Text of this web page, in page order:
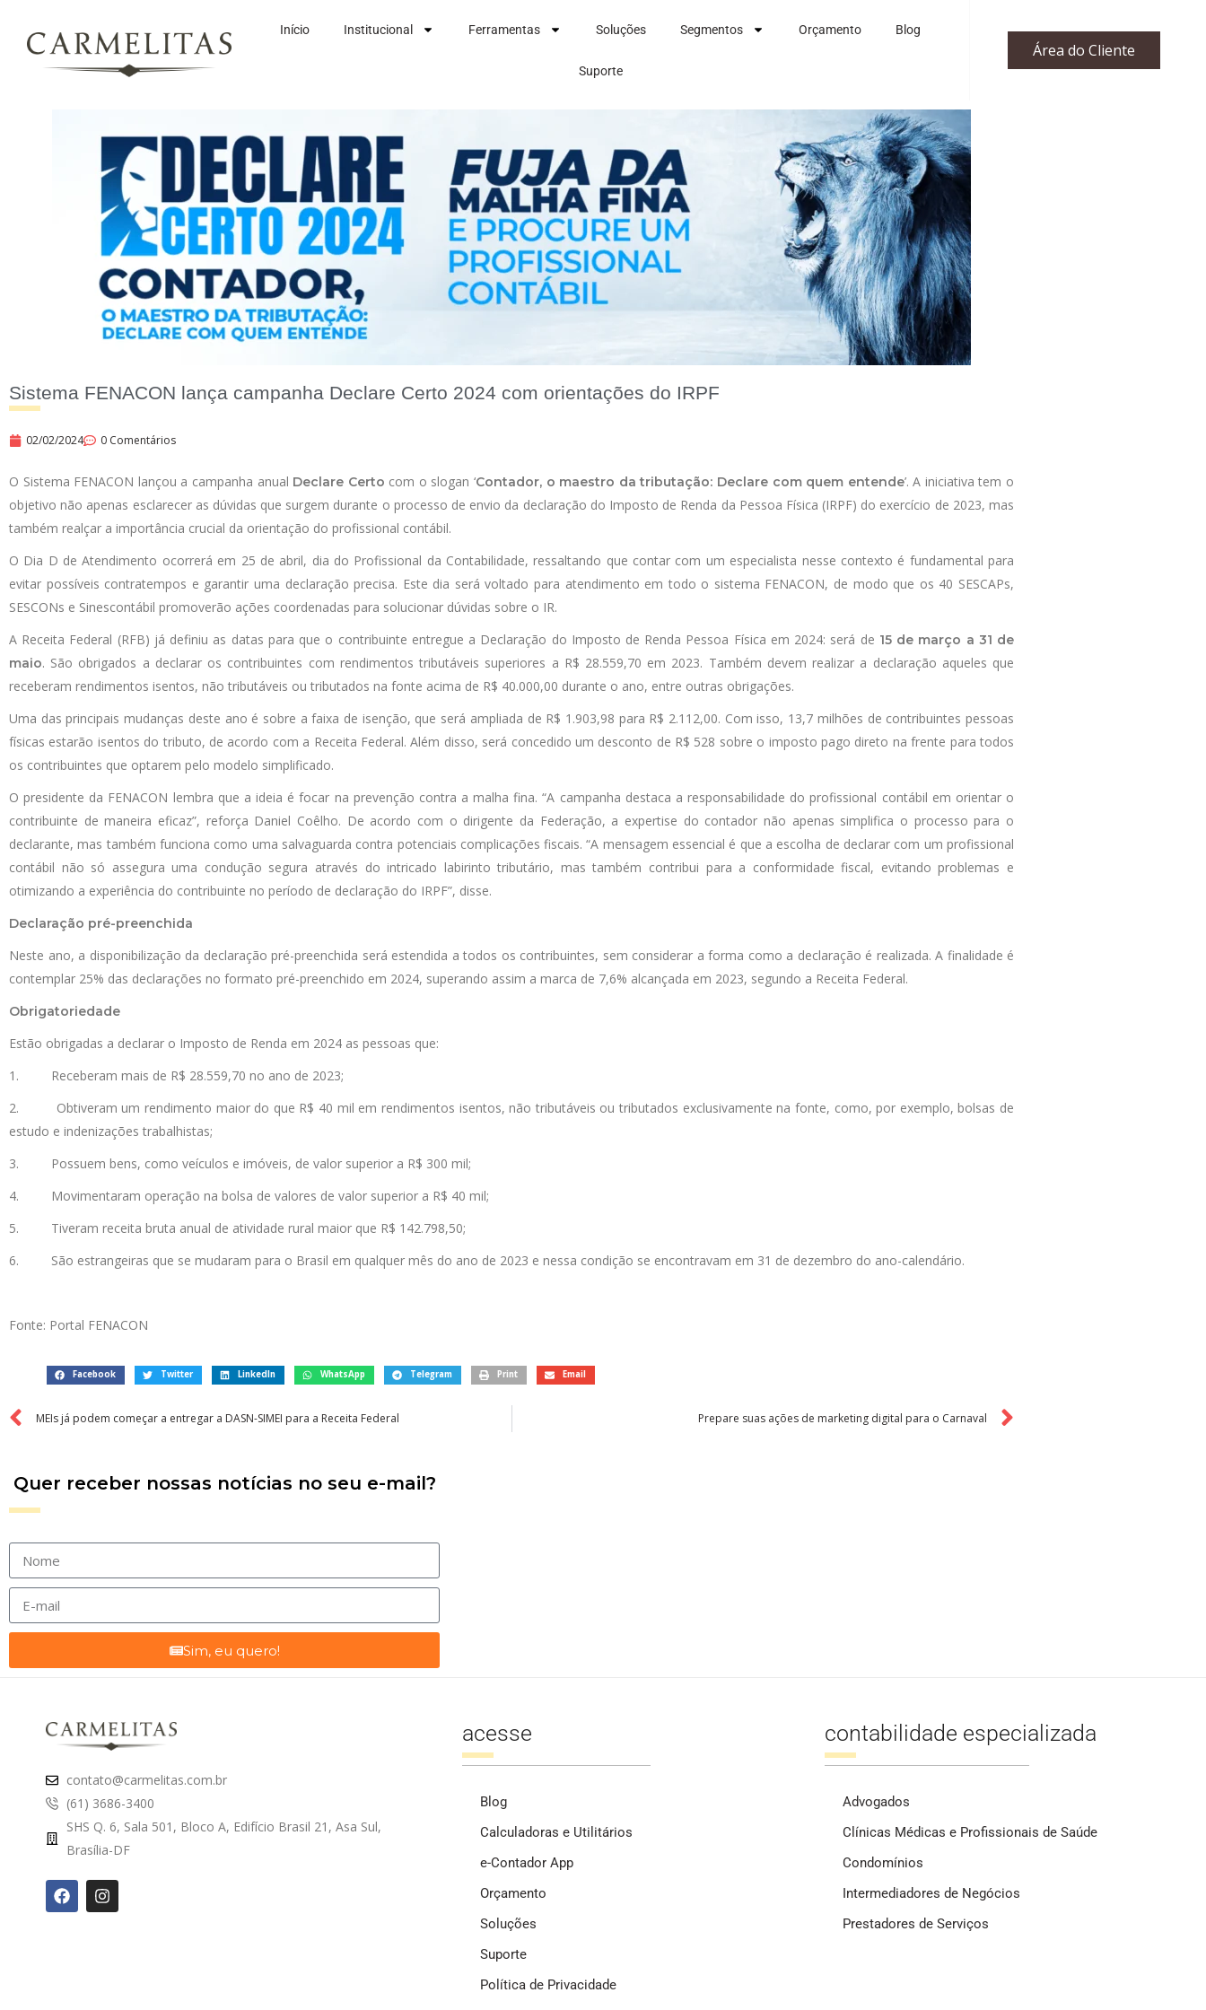
Início Institucional Ferramentas Soluções Segmentos Orçamento Blog
Suporte
Área do Cliente
Sistema FENACON lança campanha Declare Certo 2024 com orientações do IRPF
02/02/2024 0 Comentários
O Sistema FENACON lançou a campanha anual Declare Certo com o slogan ‘Contador, o maestro da tributação: Declare com quem entende’. A iniciativa tem o
objetivo não apenas esclarecer as dúvidas que surgem durante o processo de envio da declaração do Imposto de Renda da Pessoa Física (IRPF) do exercício de 2023, mas
também realçar a importância crucial da orientação do profissional contábil.
O Dia D de Atendimento ocorrerá em 25 de abril, dia do Profissional da Contabilidade, ressaltando que contar com um especialista nesse contexto é fundamental para
evitar possíveis contratempos e garantir uma declaração precisa. Este dia será voltado para atendimento em todo o sistema FENACON, de modo que os 40 SESCAPs,
SESCONs e Sinescontábil promoverão ações coordenadas para solucionar dúvidas sobre o IR.
A Receita Federal (RFB) já definiu as datas para que o contribuinte entregue a Declaração do Imposto de Renda Pessoa Física em 2024: será de 15 de março a 31 de
maio. São obrigados a declarar os contribuintes com rendimentos tributáveis superiores a R$ 28.559,70 em 2023. Também devem realizar a declaração aqueles que
receberam rendimentos isentos, não tributáveis ou tributados na fonte acima de R$ 40.000,00 durante o ano, entre outras obrigações.
Uma das principais mudanças deste ano é sobre a faixa de isenção, que será ampliada de R$ 1.903,98 para R$ 2.112,00. Com isso, 13,7 milhões de contribuintes pessoas
físicas estarão isentos do tributo, de acordo com a Receita Federal. Além disso, será concedido um desconto de R$ 528 sobre o imposto pago direto na frente para todos
os contribuintes que optarem pelo modelo simplificado.
O presidente da FENACON lembra que a ideia é focar na prevenção contra a malha fina. “A campanha destaca a responsabilidade do profissional contábil em orientar o
contribuinte de maneira eficaz”, reforça Daniel Coêlho. De acordo com o dirigente da Federação, a expertise do contador não apenas simplifica o processo para o
declarante, mas também funciona como uma salvaguarda contra potenciais complicações fiscais. “A mensagem essencial é que a escolha de declarar com um profissional
contábil não só assegura uma condução segura através do intricado labirinto tributário, mas também contribui para a conformidade fiscal, evitando problemas e
otimizando a experiência do contribuinte no período de declaração do IRPF”, disse.
Declaração pré-preenchida
Neste ano, a disponibilização da declaração pré-preenchida será estendida a todos os contribuintes, sem considerar a forma como a declaração é realizada. A finalidade é
contemplar 25% das declarações no formato pré-preenchido em 2024, superando assim a marca de 7,6% alcançada em 2023, segundo a Receita Federal.
Obrigatoriedade
Estão obrigadas a declarar o Imposto de Renda em 2024 as pessoas que:
1. Receberam mais de R$ 28.559,70 no ano de 2023;
2. Obtiveram um rendimento maior do que R$ 40 mil em rendimentos isentos, não tributáveis ou tributados exclusivamente na fonte, como, por exemplo, bolsas de
estudo e indenizações trabalhistas;
3. Possuem bens, como veículos e imóveis, de valor superior a R$ 300 mil;
4. Movimentaram operação na bolsa de valores de valor superior a R$ 40 mil;
5. Tiveram receita bruta anual de atividade rural maior que R$ 142.798,50;
6. São estrangeiras que se mudaram para o Brasil em qualquer mês do ano de 2023 e nessa condição se encontravam em 31 de dezembro do ano-calendário.
Fonte: Portal FENACON
Facebook Twitter LinkedIn WhatsApp Telegram Print Email
MEIs já podem começar a entregar a DASN-SIMEI para a Receita Federal Prepare suas ações de marketing digital para o Carnaval
Quer receber nossas notícias no seu e-mail?
Sim, eu quero!
contato@carmelitas.com.br
(61) 3686-3400
SHS Q. 6, Sala 501, Bloco A, Edifício Brasil 21, Asa Sul,
Brasília-DF
acesse
Blog
Calculadoras e Utilitários
e-Contador App
Orçamento
Soluções
Suporte
Política de Privacidade
contabilidade especializada
Advogados
Clínicas Médicas e Profissionais de Saúde
Condomínios
Intermediadores de Negócios
Prestadores de Serviços